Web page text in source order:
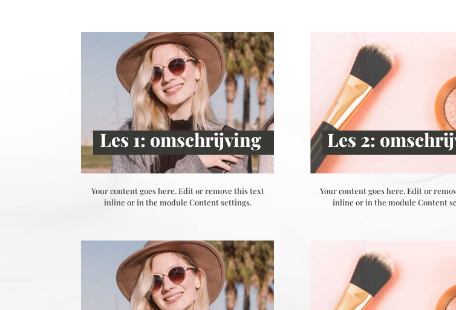
Les 1: omschrijving
Your content goes here. Edit or remove this text
inline or in the module Content settings.
Les 2:
Your content goes here. Edit or
inline or in the module Content